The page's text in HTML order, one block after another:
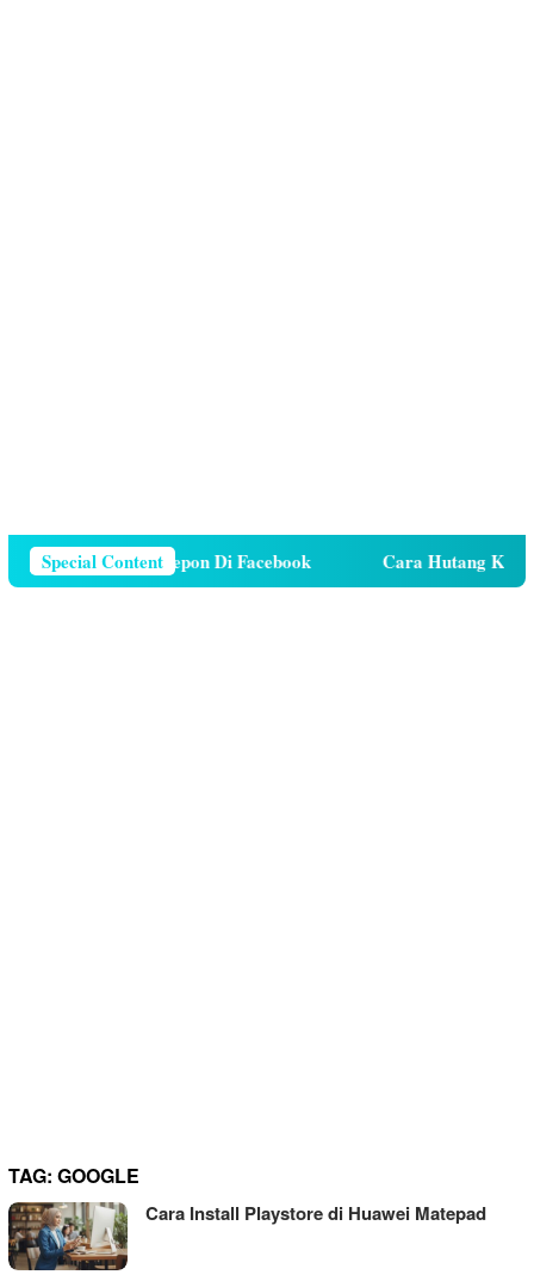
Special Content
Nomor Telepon Di Facebook Cara Hutang Kuota
TAG: GOOGLE
Cara Install Playstore di Huawei Matepad